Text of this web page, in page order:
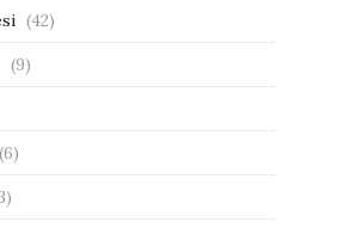
(42)
(9)
(6)